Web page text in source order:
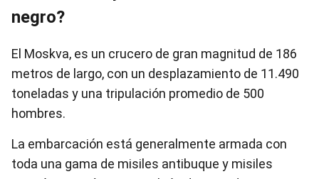
negro?
El Moskva, es un crucero de gran magnitud de 186
metros de largo, con un desplazamiento de 11.490
toneladas y una tripulación promedio de 500
hombres.
La embarcación está generalmente armada con
toda una gama de misiles antibuque y misiles